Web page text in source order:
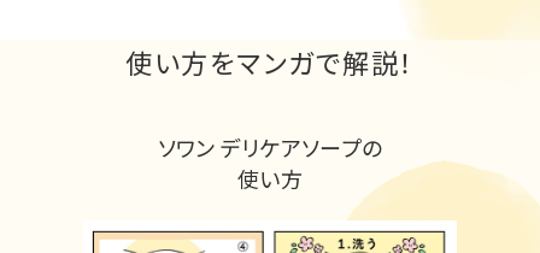
使い方をマンガで解説！
ソワン デリケアソープの
使い方